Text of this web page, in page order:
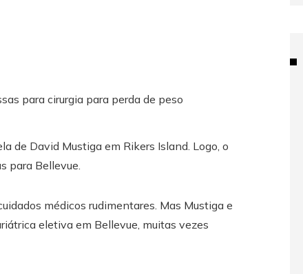
de David Mustiga em Rikers Island. Logo, o
para Bellevue.
médicos rudimentares. Mas Mustiga e
eletiva em Bellevue, muitas vezes